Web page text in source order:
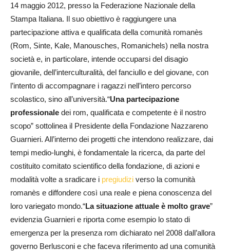
14 maggio 2012, presso la Federazione Nazionale della
Stampa Italiana. Il suo obiettivo è raggiungere una
partecipazione attiva e qualificata della comunità romanès
(Rom, Sinte, Kale, Manousches, Romanichels) nella nostra
società e, in particolare, intende occuparsi del disagio
giovanile, dell’interculturalità, del fanciullo e del giovane, con
l’intento di accompagnare i ragazzi nell’intero percorso
scolastico, sino all’università.“Una partecipazione
professionale dei rom, qualificata e competente è il nostro
scopo” sottolinea il Presidente della Fondazione Nazzareno
Guarnieri. All’interno dei progetti che intendono realizzare, dai
tempi medio-lunghi, è fondamentale la ricerca, da parte del
costituito comitato scientifico della fondazione, di azioni e
modalità volte a sradicare i pregiudizi verso la comunità
romanès e diffondere così una reale e piena conoscenza del
loro variegato mondo.“La situazione attuale è molto grave”
evidenzia Guarnieri e riporta come esempio lo stato di
emergenza per la presenza rom dichiarato nel 2008 dall’allora
governo Berlusconi e che faceva riferimento ad una comunità